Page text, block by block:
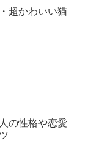
超かわいい猫
の性格や恋愛